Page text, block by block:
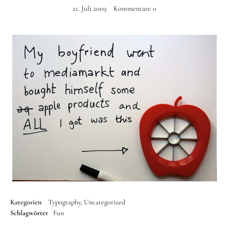
21. Juli 2009 Kommentare 0
Kategorien Typography Uncategorized
Schlagwörter
Fun